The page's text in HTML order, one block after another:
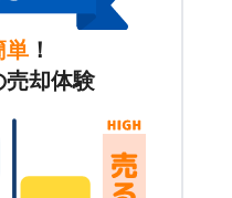
単 ！
売却体験